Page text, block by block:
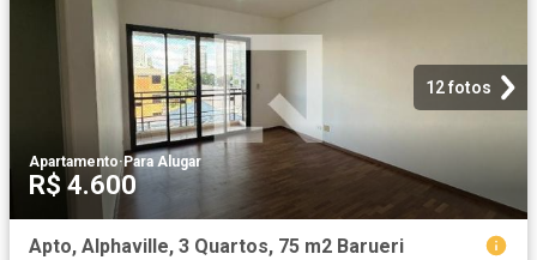
12 fotos
Apartamento·Para Alugar
R$ 4.600
Apto, Alphaville, 3 Quartos, 75 m2 Barueri